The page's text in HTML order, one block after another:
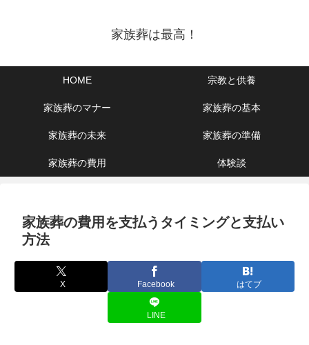
家族葬は最高！
HOME 宗教と供養
家族葬のマナー 家族葬の基本
家族葬の未来 家族葬の準備
家族葬の費用 体験談
家族葬の費用を支払うタイミングと支払い
方法
X Facebook はてブ
LINE